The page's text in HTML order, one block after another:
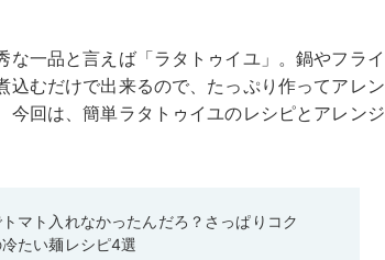
な一品と言えば「ラタトゥイユ」。鍋やフライ
込むだけで出来るので、たっぷり作ってアレン
今回は、簡単ラタトゥイユのレシピとアレンジ
マト入れなかったんだろ？さっぱりコク
たい麺レシピ4選